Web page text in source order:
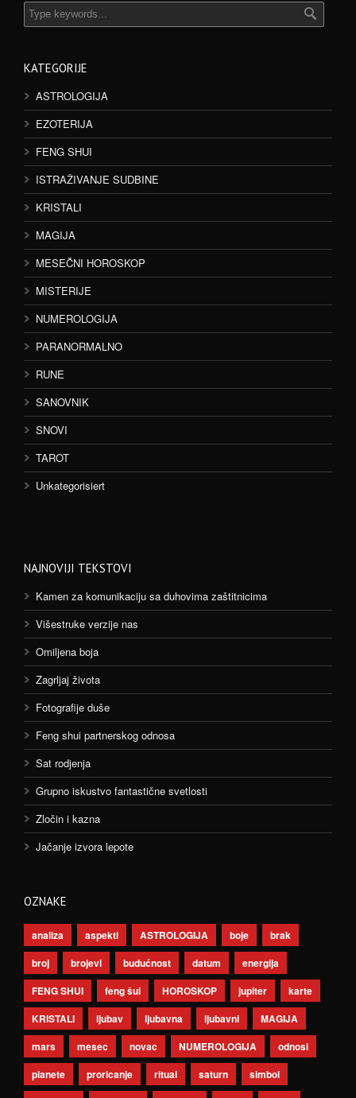
KATEGORIJE
ASTROLOGIJA
EZOTERIJA
FENG SHUI
ISTRAŽIVANJE SUDBINE
KRISTALI
MAGIJA
MESEČNI HOROSKOP
MISTERIJE
NUMEROLOGIJA
PARANORMALNO
RUNE
SANOVNIK
SNOVI
TAROT
Unkategorisiert
NAJNOVIJI TEKSTOVI
Kamen za komunikaciju sa duhovima zaštitnicima
Višestruke verzije nas
Omiljena boja
Zagrljaj života
Fotografije duše
Feng shui partnerskog odnosa
Sat rodjenja
Grupno iskustvo fantastične svetlosti
Zločin i kazna
Jačanje izvora lepote
OZNAKE
analiza aspekti ASTROLOGIJA boje
brak
broj
brojevi budućnost datum
energija
FENG SHUI
feng šui HOROSKOP jupiter
karte
KRISTALI
ljubav ljubavna ljubavni
MAGIJA
mars
mesec novac NUMEROLOGIJA
odnosi
planete
proricanje ritual saturn
simbol